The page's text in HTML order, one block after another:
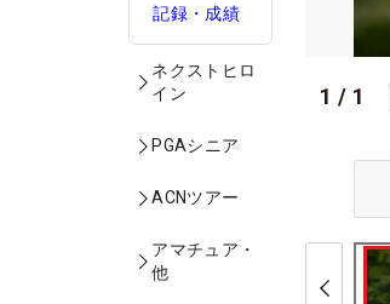
記録・成績
ネクストヒロ
イン
PGAシニア
ACNツアー
アマチュア・
他
1 / 1